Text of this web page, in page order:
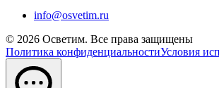
info@osvetim.ru
© 2026 Осветим. Все права защищены
Политика конфиденциальностиУсловия